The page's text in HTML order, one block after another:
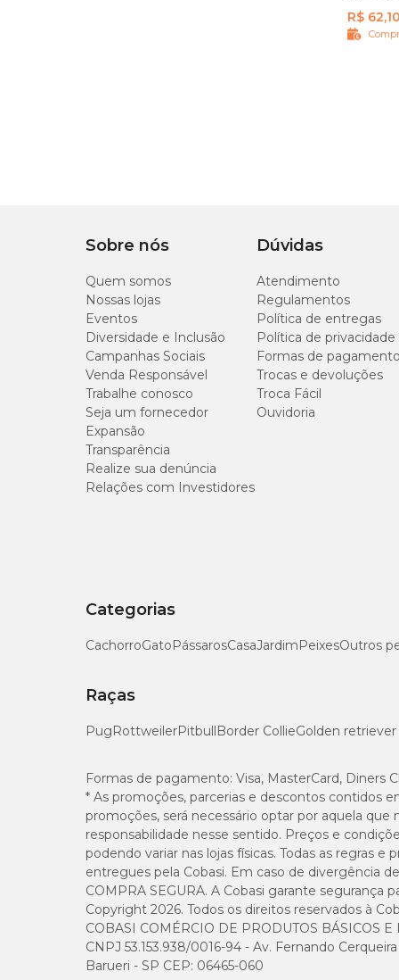
R$ 62,10
Sobre nós
Quem somos
Nossas lojas
Eventos
Diversidade e Inclusão
Campanhas Sociais
Venda Responsável
Trabalhe conosco
Seja um fornecedor
Expansão
Transparência
Realize sua denúncia
Relações com Investidores
Dúvidas
Atendimento
Regulamentos
Política de entregas
Política de privacidade
Formas de pagamento
Trocas e devoluções
Troca Fácil
Ouvidoria
Categorias
CachorroGatoPássarosCasaJardimPeixesOutros
Raças
PugRottweilerPitbullBorder CollieGolden retriever
Formas de pagamento: Visa, MasterCard, Diners
* As promoções, parcerias e descontos contidos
promoções, será necessário optar por aquela
responsabilidade nesse sentido. Preços e
podendo variar nas lojas físicas. Todas as regras
entregues pela Cobasi. Em caso de divergência
COMPRA SEGURA. A Cobasi garante segurança
Copyright 2026. Todos os direitos reservados à
COBASI COMÉRCIO DE PRODUTOS BÁSICOS E
CNPJ 53.153.938/0016-94 - Av. Fernando
Barueri - SP CEP: 06465-060